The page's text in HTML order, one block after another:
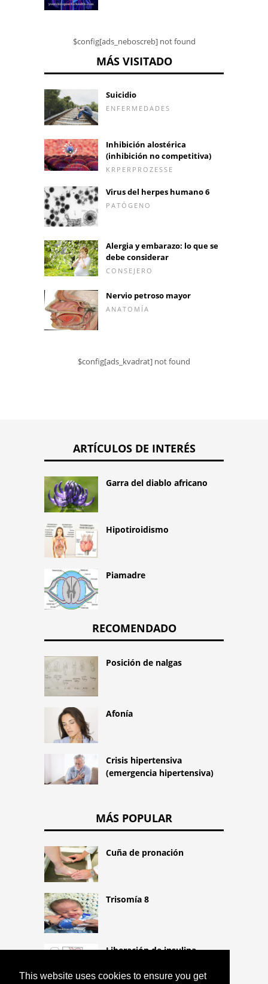
This website uses cookies to ensure you get
$config[ads_neboscreb] not found
MÁS VISITADO
Suicidio
ENFERMEDADES
Inhibición alostérica
(inhibición no competitiva)
KRPERPROZESSE
Virus del herpes humano 6
PATÓGENO
Alergia y embarazo: lo que se
debe considerar
CONSEJERO
Nervio petroso mayor
ANATOMÍA
$config[ads_kvadrat] not found
ARTÍCULOS DE INTERÉS
Garra del diablo africano
Hipotiroidismo
Piamadre
RECOMENDADO
Posición de nalgas
Afonía
Crisis hipertensiva
(emergencia hipertensiva)
MÁS POPULAR
Cuña de pronación
Trisomía 8
Liberación de insulina